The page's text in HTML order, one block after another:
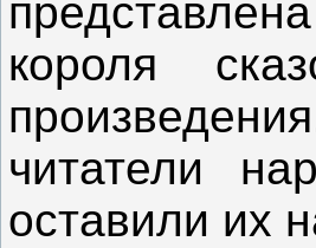
короля
читатели
оставили их